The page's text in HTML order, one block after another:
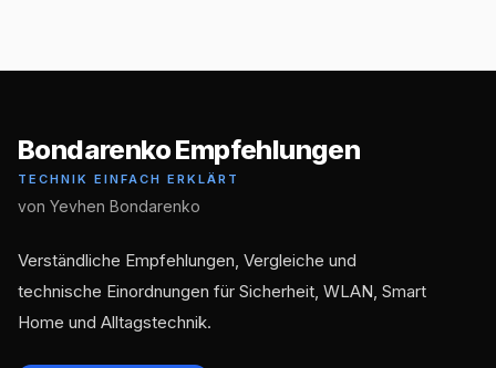
Bondarenko Empfehlungen
TECHNIK EINFACH ERKLÄRT
von Yevhen Bondarenko
Verständliche Empfehlungen, Vergleiche und
technische Einordnungen für Sicherheit, WLAN, Smart
Home und Alltagstechnik.